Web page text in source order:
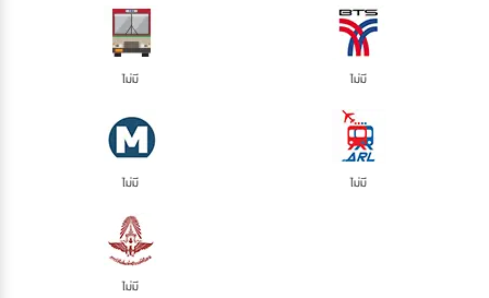
ไม่มี ไม่มี
ไม่มี ไม่มี
ไม่มี